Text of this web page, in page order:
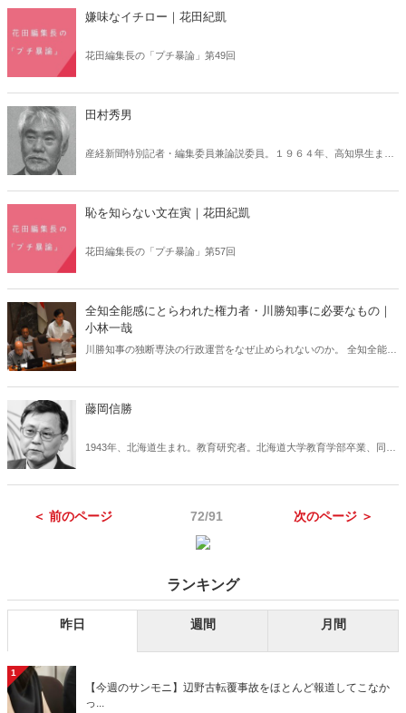
嫌味なイチロー｜花田紀凱
花田編集長の「プチ暴論」第49回
田村秀男
産経新聞特別記者・編集委員兼論説委員。１９６４年、高知県生ま
米国アジア財団上級客員研究員を経て、１９９６年、日経香港支局
長、１９９９年、東京本社編集委員となる。２００６年、産経新聞に
恥を知らない文在寅｜花田紀凱
花田編集長の「プチ暴論」第57回
全知全能感にとらわれた権力者・川勝知事に必要なもの｜
小林一哉
川勝知事の独断専決の行政運営をなぜ止められないのか。 全知全能感
藤岡信勝
1943年、北海道生まれ。教育研究者。北海道大学教育学部卒業、同大
年、「新しい歴史教科書をつくる会」の創立に参加。著書に『教科書
採択の真相』（PHP新書）、共著に『「ザ・レイプ・オブ・南京」の
研究』（祥伝社）、『教科書が教えない歴史』（産経新聞ニュースサ
＜ 前のページ 72/91 次のページ ＞
ランキング
昨日 週間 月間
1
【今週のサンモニ】辺野古転覆事故をほとんど報道してこなか
っ...